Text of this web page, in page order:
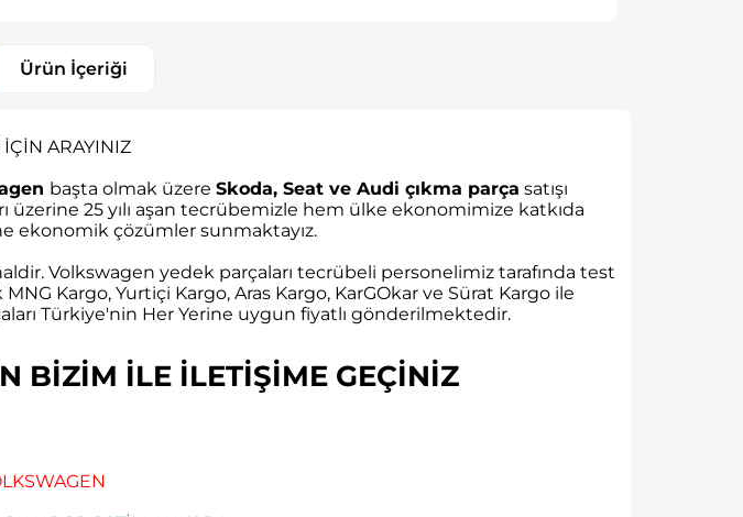
Ürün İçeriği
İÇİN ARAYINIZ
başta olmak üzere Skoda, Seat ve Audi çıkma parça satışı
üzerine 25 yılı aşan tecrübemizle hem ülke ekonomimize katkıda
ekonomik çözümler sunmaktayız.
Volkswagen yedek parçaları tecrübeli personelimiz tarafında test
Kargo, Yurtiçi Kargo, Aras Kargo, KarGOkar ve Sürat Kargo ile
Türkiye'nin Her Yerine uygun fiyatlı gönderilmektedir.
BİZİM İLE İLETİŞİME GEÇİNİZ​